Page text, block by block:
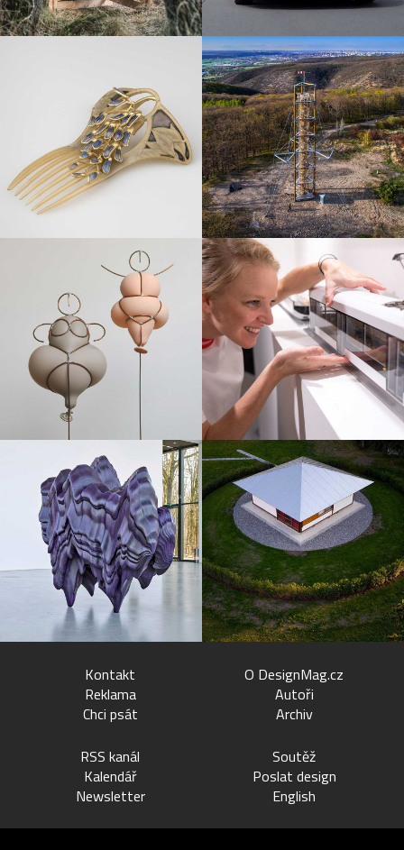
Kontakt
Reklama
Chci psát
O DesignMag.cz
Autoři
Archiv
RSS kanál
Kalendář
Newsletter
Soutěž
Poslat design
English